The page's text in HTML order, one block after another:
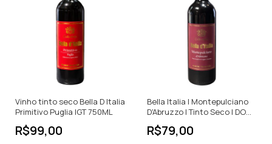
Vinho tinto seco Bella D Italia
Primitivo Puglia IGT 750ML
R$99,00
Bella Italia | Montepulciano
D'Abruzzo | Tinto Seco | DOC |
R$79,00